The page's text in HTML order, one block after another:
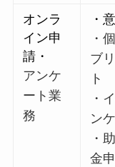
オンラ
イン申
請・
アンケ
ート業
務
・
・
ブ
ト
・
ン
・
金